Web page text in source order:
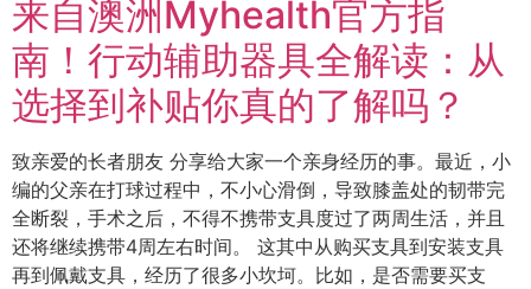
来自澳洲Myhealth官方指
南！行动辅助器具全解读：从
选择到补贴你真的了解吗？
致亲爱的长者朋友 分享给大家一个亲身经历的事。最近，小
编的父亲在打球过程中，不小心滑倒，导致膝盖处的韧带完
全断裂，手术之后，不得不携带支具度过了两周生活，并且
还将继续携带4周左右时间。 这其中从购买支具到安装支具
再到佩戴支具，经历了很多小坎坷。比如，是否需要买支